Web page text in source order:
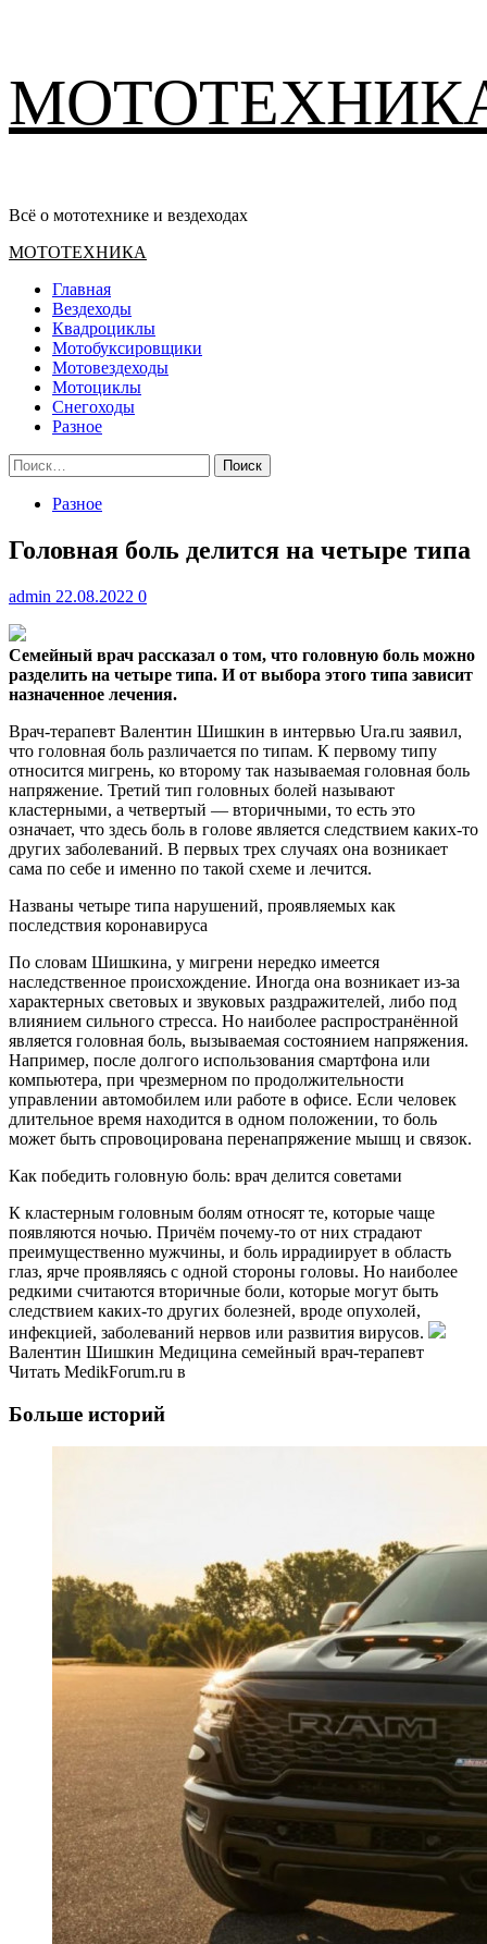
содержимому
Всё о мототехнике и вездеходах
Основное
МОТОТЕХНИКА
Главная
Вездеходы
Квадроциклы
Мотобуксировщики
Мотовездеходы
Мотоциклы
Снегоходы
Разное
Найти:
Разное
Головная боль делится на четыре типа
admin 22.08.2022 0
Семейный врач рассказал о том, что головную боль можно
разделить на четыре типа. И от выбора этого типа зависит
назначенное лечения.
Врач-терапевт Валентин Шишкин в интервью Ura.ru заявил,
что головная боль различается по типам. К первому типу
относится мигрень, ко второму так называемая головная боль
напряжение. Третий тип головных болей называют
кластерными, а четвертый — вторичными, то есть это
означает, что здесь боль в голове является следствием каких-то
других заболеваний. В первых трех случаях она возникает
сама по себе и именно по такой схеме и лечится.
Названы четыре типа нарушений, проявляемых как
последствия коронавируса
По словам Шишкина, у мигрени нередко имеется
наследственное происхождение. Иногда она возникает из-за
характерных световых и звуковых раздражителей, либо под
влиянием сильного стресса. Но наиболее распространённой
является головная боль, вызываемая состоянием напряжения.
Например, после долгого использования смартфона или
компьютера, при чрезмерном по продолжительности
управлении автомобилем или работе в офисе. Если человек
длительное время находится в одном положении, то боль
может быть спровоцирована перенапряжение мышц и связок.
Как победить головную боль: врач делится советами
К кластерным головным болям относят те, которые чаще
появляются ночью. Причём почему-то от них страдают
преимущественно мужчины, и боль иррадиирует в область
глаз, ярче проявляясь с одной стороны головы. Но наиболее
редкими считаются вторичные боли, которые могут быть
следствием каких-то других болезней, вроде опухолей,
инфекцией, заболеваний нервов или развития вирусов.
Валентин Шишкин Медицина семейный врач-терапевт
Читать MedikForum.ru в
Больше историй